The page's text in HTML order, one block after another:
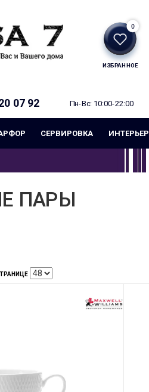
ИЗБРАННОЕ
0
07 92 Пн-Вс: 10:00-22:00
СЕРВИРОВКА ИНТЕРЬЕР
ПАРЫ